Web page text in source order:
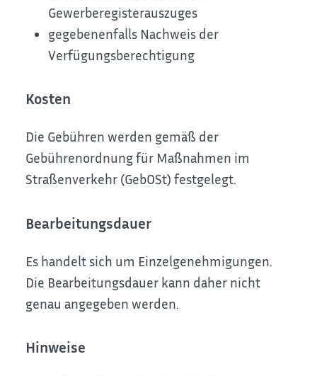
Gewerberegisterauszuges
gegebenenfalls Nachweis der
Verfügungsberechtigung
Kosten
Die Gebühren werden gemäß der
Gebührenordnung für Maßnahmen im
Straßenverkehr (GebOSt) festgelegt.
Bearbeitungsdauer
Es handelt sich um Einzelgenehmigungen.
Die Bearbeitungsdauer kann daher nicht
genau angegeben werden.
Hinweise